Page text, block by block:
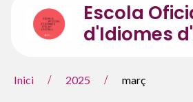
Escola
d'Idiomes
Inici 2025 març